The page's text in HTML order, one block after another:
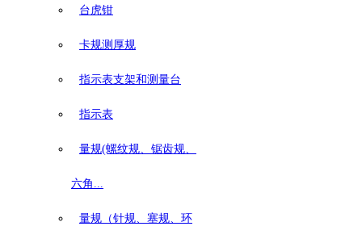
台虎钳
卡规测厚规
指示表支架和测量台
指示表
量规(螺纹规、锯齿规、
六角...
量规（针规、塞规、环